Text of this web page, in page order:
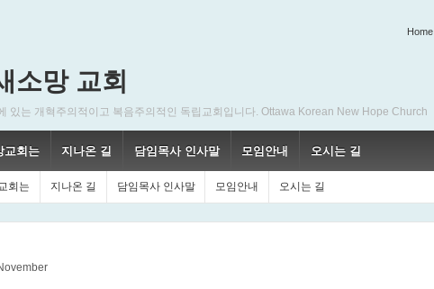
Home
소망 교회
있는 개혁주의적이고 복음주의적인 독립교회입니다. Ottawa Korean New Hope Church
교회는 지나온 길 담임목사 인사말 모임안내 오시는 길
회는 지나온 길 담임목사 인사말 모임안내 오시는 길